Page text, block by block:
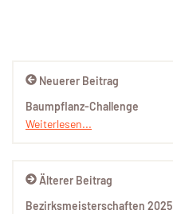
Älterer Beitrag
Bezirksmeisterschaften 2025
Neuerer Beitrag
Baumpflanz-Challenge
Weiterlesen...